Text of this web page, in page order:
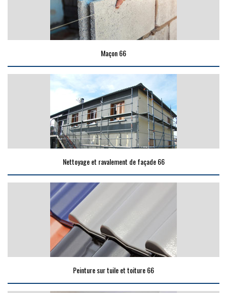
Maçon 66
Nettoyage et ravalement de façade 66
Peinture sur tuile et toiture 66